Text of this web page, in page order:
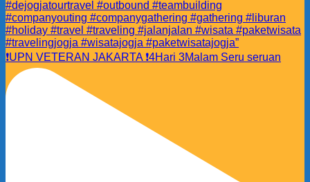
❗️UPN VETERAN JAKARTA ❗️4Hari 3Malam Seru seruan